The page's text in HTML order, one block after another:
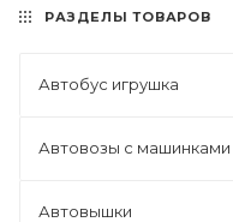
РАЗДЕЛЫ ТОВАРОВ
Автобус игрушка
Автовозы с машинками
Автовышки